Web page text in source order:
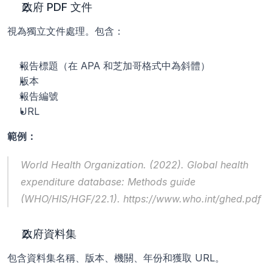
政府 PDF 文件
視為獨立文件處理。包含：
報告標題（在 APA 和芝加哥格式中為斜體）
版本
報告編號
URL
範例：
World Health Organization. (2022). Global health
expenditure database: Methods guide
(WHO/HIS/HGF/22.1). https://www.who.int/ghed.pdf
政府資料集
包含資料集名稱、版本、機關、年份和獲取 URL。